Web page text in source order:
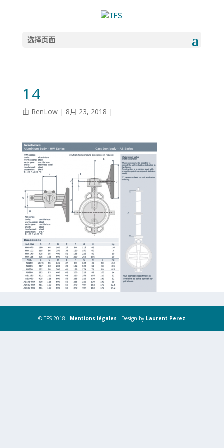
选择页面
14
由 RenLow| 8月 23, 2018 |
© TFS 2018 - Mentions légales - Design by Laurent Perez